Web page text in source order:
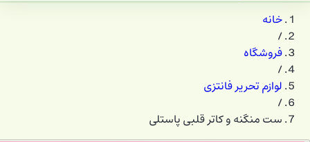
خانه
/
فروشگاه
/
لوازم تحریر فانتزی
/
ست منگنه و کاتر قلبی پاستلی